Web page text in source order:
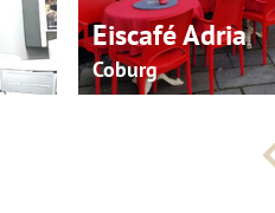
Eiscafé Adria
Coburg